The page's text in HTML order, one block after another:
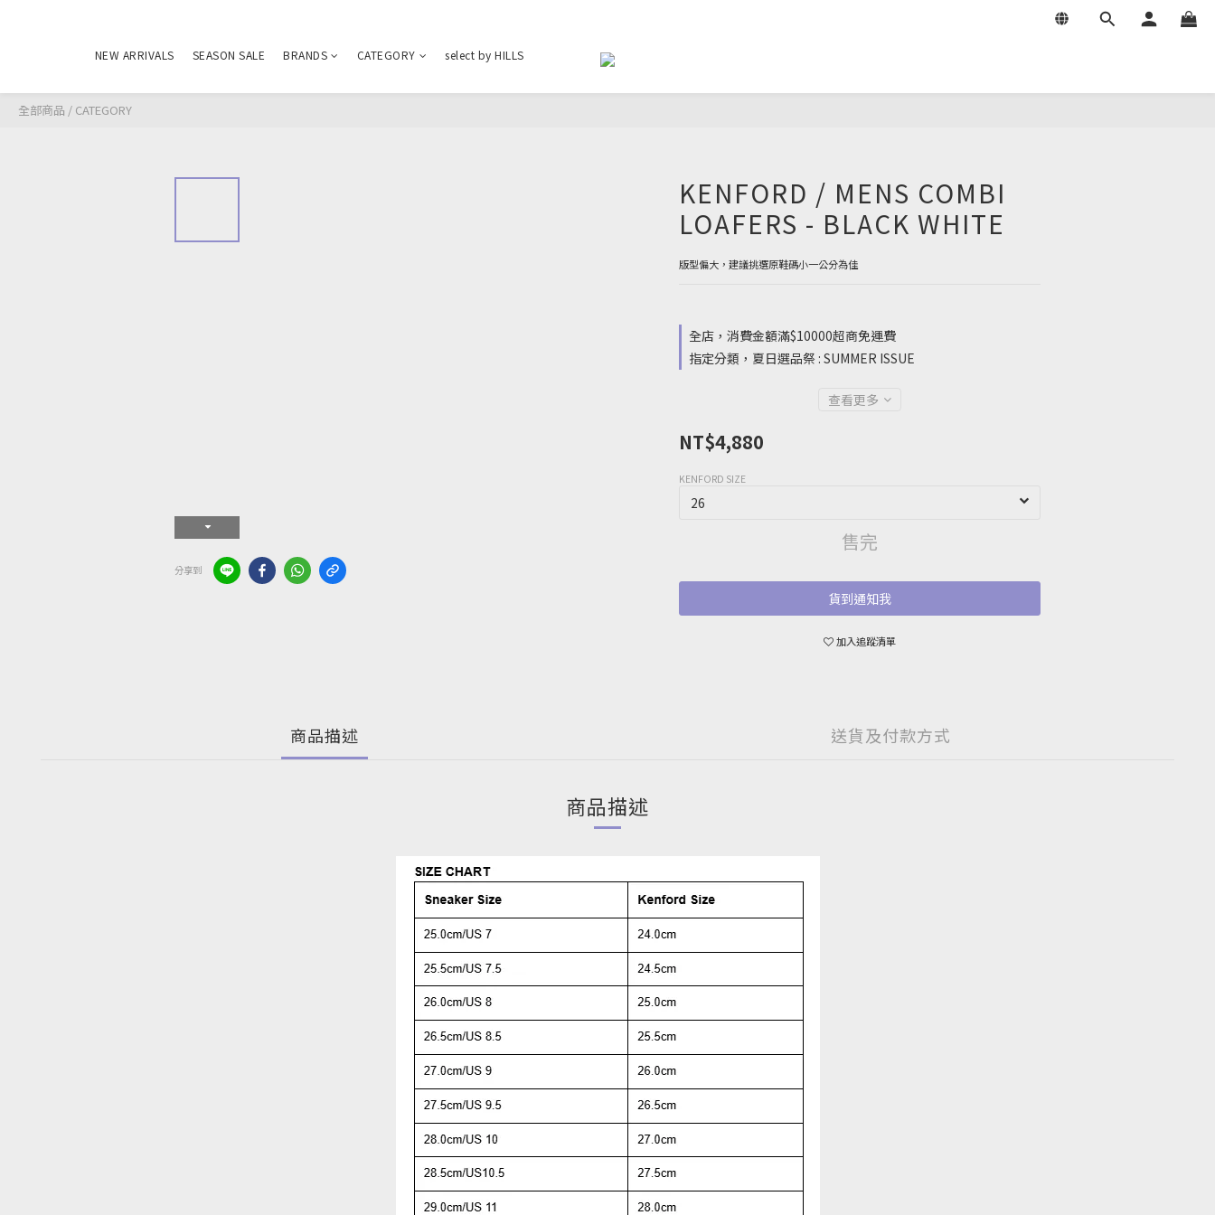
NEW ARRIVALS SEASON SALE BRANDS CATEGORY select by HILLS
全部商品 / CATEGORY
分享到
KENFORD / MENS COMBI
LOAFERS - BLACK WHITE
版型偏大，建議挑選原鞋碼小一公分為佳
全店，消費金額滿$10000超商免運費
指定分類，夏日選品祭 : SUMMER ISSUE
查看更多
NT$4,880
KENFORD SIZE
售完
貨到通知我
加入追蹤清單
商品描述 送貨及付款方式
商品描述